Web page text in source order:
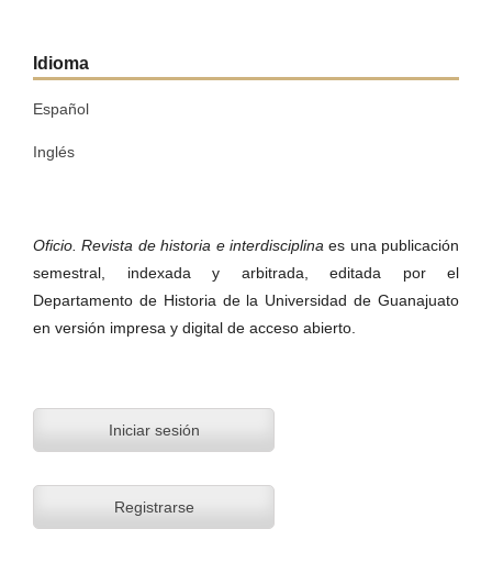
Idioma
Español
Inglés
Oficio. Revista de historia e interdisciplinaes una publicación
semestral, indexada y arbitrada, editada por el
Departamento de Historia de la Universidad de Guanajuato
en versión impresa y digital de acceso abierto.
Iniciar sesión
Registrarse